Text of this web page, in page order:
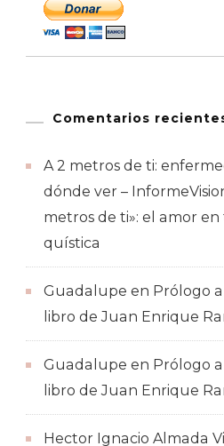
Comentarios
A 2 metros de ti:
dónde ver –
metros de ti»: el amor
quística
Guadalupe en Prólogo
libro de Juan Enrique
Guadalupe en Prólogo
libro de Juan Enrique
Hector Ignacio Almada